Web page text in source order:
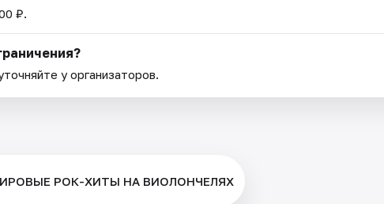
₽.
у организаторов.
МИРОВЫЕ РОК-ХИТЫ НА ВИОЛОНЧЕЛЯХ